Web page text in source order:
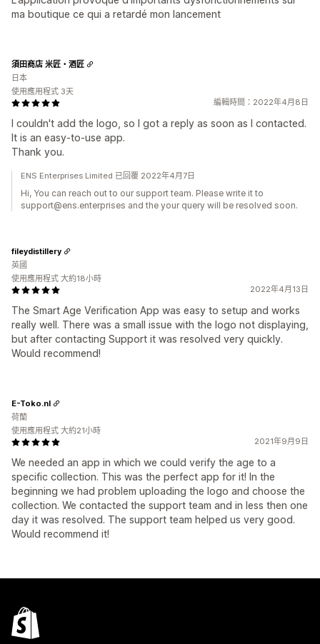
ma boutique ce qui a retardé mon lancement
編輯時間：2022年4月8日
I couldn't add the logo, so I got a reply as soon as I contacted.
It is an easy-to-use app.
Thank you.
須田商店 米匠・酒匠
日本
使用應用程式 3天
ENS Enterprises Limited 已回覆 2022年4月7日
Hi, You can reach out to our support team. Please write it to
support@ens.enterprises and the your query will be resolved soon.
2022年4月13日
The Smart Age Verification App was easy to setup and works
really well. There was a small issue with the logo not displaying,
but after contacting Support it was resolved very quickly.
Would recommend!
fileydistillery
英國
使用應用程式 大約18小時
2021年9月9日
We needed an app in which we could verify the age to a
specific collection. This was the perfect app for it! In the
beginning we had problem uploading the logo and choose the
collection. We contacted the support team and in less then one
day it was resolved. The support team helped us very good.
Would recommend it!
E-Toko.nl
荷蘭
使用應用程式 大約21小時